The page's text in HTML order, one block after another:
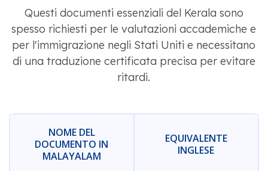
Questi documenti essenziali del Kerala sono
spesso richiesti per le valutazioni accademiche e
per l'immigrazione negli Stati Uniti e necessitano
di una traduzione certificata precisa per evitare
ritardi.
NOME DEL
DOCUMENTO IN
MALAYALAM
EQUIVALENTE
INGLESE